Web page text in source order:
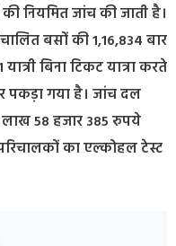
नियमित जांच की जाती है।
बसों की 1,16,834 बार
बिना टिकट यात्रा करते
पकड़ा गया है। जांच दल
लाख 58 हजार 385 रुपये
का एल्कोहल टेस्ट